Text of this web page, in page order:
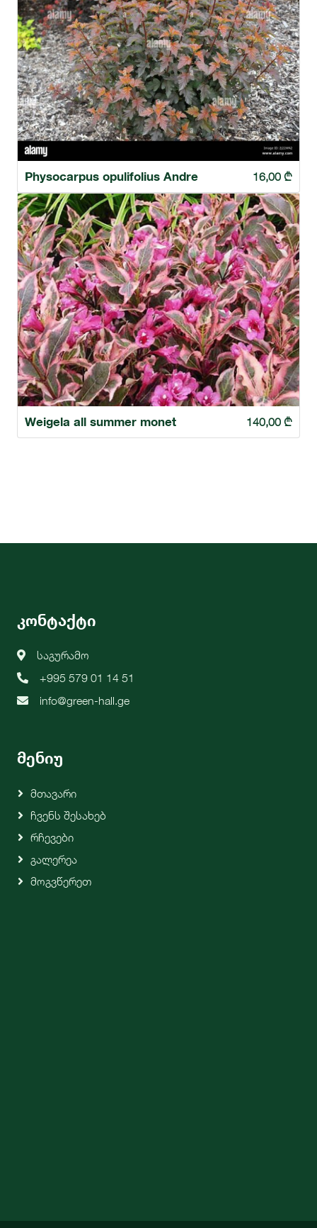
Physocarpus opulifolius Andre 16,00 ₾
Weigela all summer monet 140,00 ₾
კონტაქტი
საგურამო
+995 579 01 14 51
info@green-hall.ge
მენიუ
Მთავარი
Ჩვენს Შესახებ
Რჩევები
Გალერეა
Მოგვწერეთ